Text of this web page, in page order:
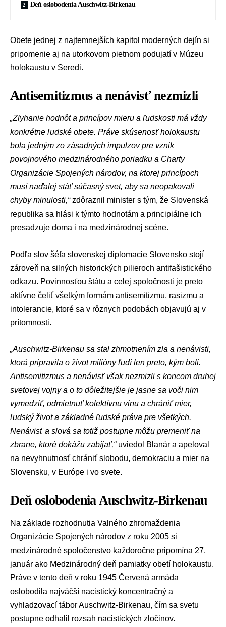
Deň oslobodenia Auschwitz-Birkenau
Obete jednej z najtemnejších kapitol moderných dejín si
pripomenie aj na utorkovom pietnom podujatí v Múzeu
holokaustu v Seredi.
Antisemitizmus a nenávisť nezmizli
„Zlyhanie hodnôt a princípov mieru a ľudskosti má vždy
konkrétne ľudské obete. Práve skúsenosť holokaustu
bola jedným zo zásadných impulzov pre vznik
povojnového medzinárodného poriadku a Charty
Organizácie Spojených národov, na ktorej princípoch
musí naďalej stáť súčasný svet, aby sa neopakovali
chyby minulosti,“zdôraznil minister s tým, že Slovenská
republika sa hlási k týmto hodnotám a principiálne ich
presadzuje doma i na medzinárodnej scéne.
Podľa slov šéfa slovenskej diplomacie Slovensko stojí
zároveň na silných historických pilieroch antifašistického
odkazu. Povinnosťou štátu a celej spoločnosti je preto
aktívne čeliť všetkým formám antisemitizmu, rasizmu a
intolerancie, ktoré sa v rôznych podobách objavujú aj v
prítomnosti.
„Auschwitz-Birkenau sa stal zhmotnením zla a nenávisti,
ktorá pripravila o život milióny ľudí len preto, kým boli.
Antisemitizmus a nenávisť však nezmizli s koncom druhej
svetovej vojny a o to dôležitejšie je jasne sa voči nim
vymedziť, odmietnuť kolektívnu vinu a chrániť mier,
ľudský život a základné ľudské práva pre všetkých.
Nenávisť a slová sa totiž postupne môžu premeniť na
zbrane, ktoré dokážu zabíjať,“uviedol Blanár a apeloval
na nevyhnutnosť chrániť slobodu, demokraciu a mier na
Slovensku, v Európe i vo svete.
Deň oslobodenia Auschwitz-Birkenau
Na základe rozhodnutia Valného zhromaždenia
Organizácie Spojených národov z roku 2005 si
medzinárodné spoločenstvo každoročne pripomína 27.
január ako Medzinárodný deň pamiatky obetí holokaustu.
Práve v tento deň v roku 1945 Červená armáda
oslobodila najväčší nacistický koncentračný a
vyhladzovací tábor Auschwitz-Birkenau, čím sa svetu
postupne odhalil rozsah nacistických zločinov.